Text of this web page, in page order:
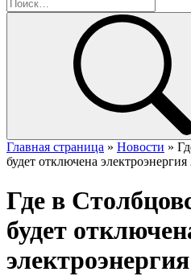
Главная страница » Новости »
будет отключена электроэнергия
Где в
будет